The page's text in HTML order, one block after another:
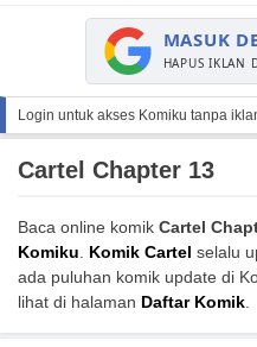
MASUK
HAPUS IKLAN
Login untuk akses Komiku tanpa
Cartel Chapter 13
Baca online komik Cartel
Komiku. Komik Cartel selalu
ada puluhan komik update di
lihat di halaman Daftar Komik.